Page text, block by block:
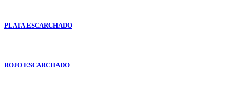
PLATA ESCARCHADO
ROJO ESCARCHADO